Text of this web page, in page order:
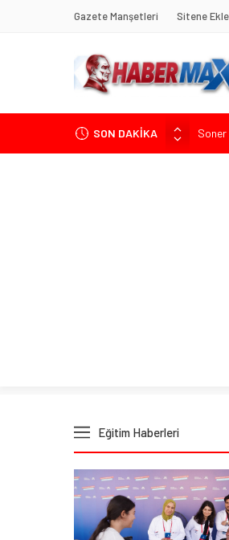
Gazete Manşetleri Sitene Ekle
SON DAKİKA
Soner
Eğitim Haberleri